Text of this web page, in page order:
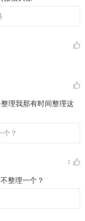
理我那有时间整理这
个？
1
整理一个？